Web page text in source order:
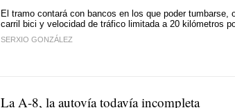
El tramo contará con bancos en los que poder tumbarse,
carril bici y velocidad de tráfico limitada a 20 kilómetros
SERXIO GONZÁLEZ
La A-8, la autovía todavía incompleta